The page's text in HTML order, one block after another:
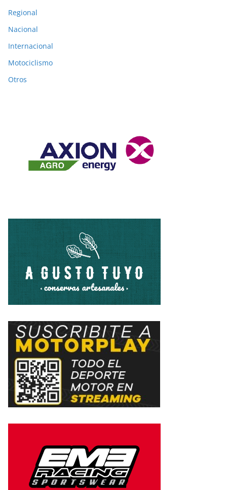
Regional
Nacional
Internacional
Motociclismo
Otros